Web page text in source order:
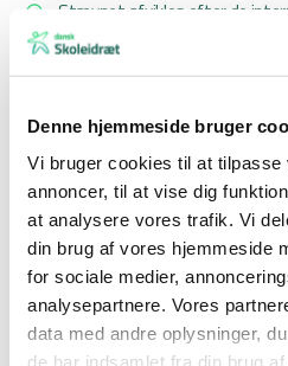
Denne hjemmeside bruger
Vi bruger cookies til at tilpasse
annoncer, til at vise dig
at analysere vores trafik. Vi
din brug af vores hjemmeside
for sociale medier,
analysepartnere. Vores
data med andre oplysninger,
de har indsamlet fra din brug
Stævnet afvikles efter de
følgende afvigelser:
turneringsplan.
Spillere: Et hold består af 10-15
ligeligt. Ingen spiller må spille mere
skadet spiller erstattes straks med
kampens start er påført
genindtræde senere i samme
Holdfejl: Der spilles med 3 holdfejl pr
efterfølgende fejl tildeles det hold,